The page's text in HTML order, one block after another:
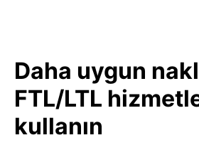
Daha uygun
FTL/LTL
kullanın